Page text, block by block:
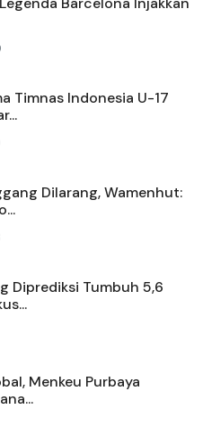
Timnas Indonesia U-17
Dilarang, Wamenhut:
Diprediksi Tumbuh 5,6
Menkeu Purbaya